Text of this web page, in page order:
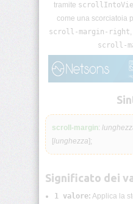
elementi
lunghezza
CSS
CSS
Browser
CSS
tramite
come una scorciatoia
scroll-margin-right,
scroll-
scroll-margin:
[lunghezza];
Significato dei
1 valore: Applica la